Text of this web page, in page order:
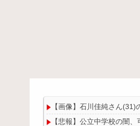
【画像】石川佳純さん
【悲報】公立中学校の闇